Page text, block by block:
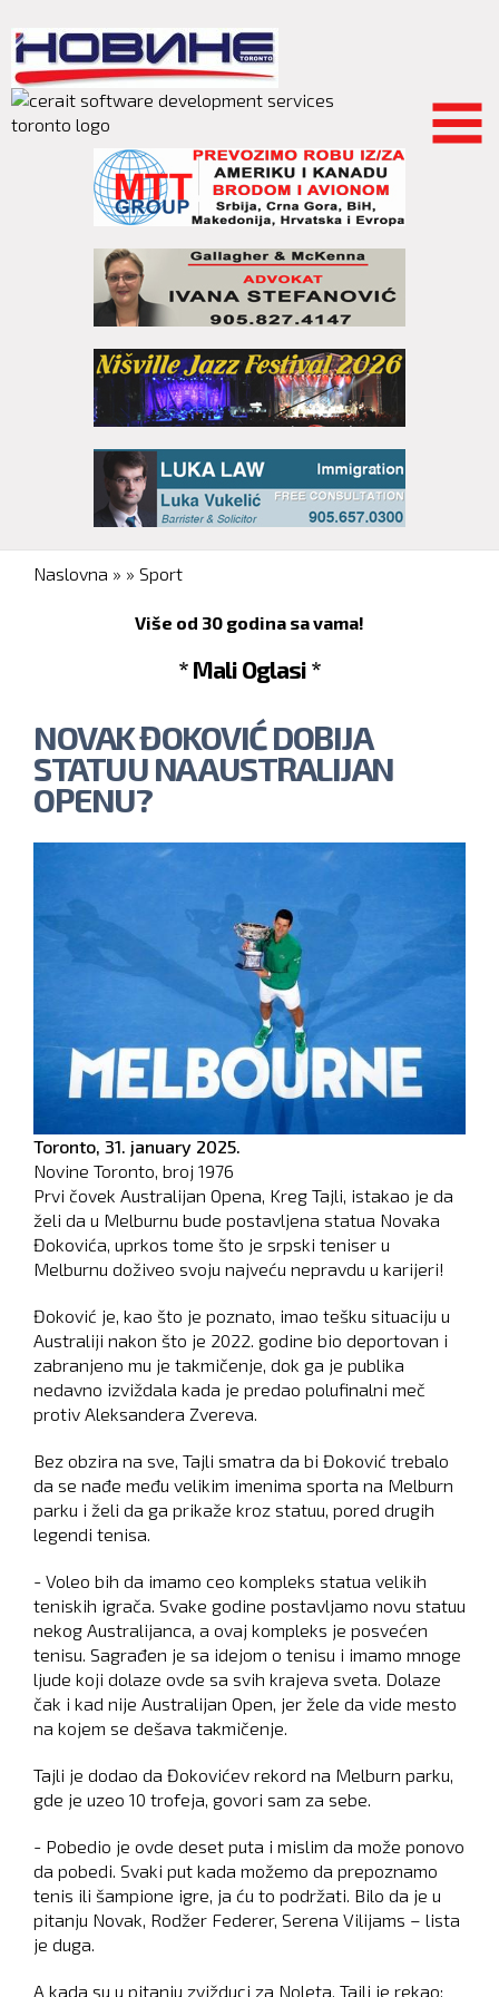
main
content
You are here
Naslovna » » Sport
Više od 30 godina sa vama!
* Mali Oglasi *
NOVAK ĐOKOVIĆ DOBIJA
STATUU NA AUSTRALIJAN
OPENU?
Toronto, 31. january 2025.
Novine Toronto, broj 1976
Prvi čovek Australijan Opena, Kreg Tajli, istakao je da
želi da u Melburnu bude postavljena statua Novaka
Đokovića, uprkos tome što je srpski teniser u
Melburnu doživeo svoju najveću nepravdu u karijeri!
Đoković je, kao što je poznato, imao tešku situaciju u
Australiji nakon što je 2022. godine bio deportovan i
zabranjeno mu je takmičenje, dok ga je publika
nedavno izviždala kada je predao polufinalni meč
protiv Aleksandera Zvereva.
Bez obzira na sve, Tajli smatra da bi Đoković trebalo
da se nađe među velikim imenima sporta na Melburn
parku i želi da ga prikaže kroz statuu, pored drugih
legendi tenisa.
- Voleo bih da imamo ceo kompleks statua velikih
teniskih igrača. Svake godine postavljamo novu statuu
nekog Australijanca, a ovaj kompleks je posvećen
tenisu. Sagrađen je sa idejom o tenisu i imamo mnoge
ljude koji dolaze ovde sa svih krajeva sveta. Dolaze
čak i kad nije Australijan Open, jer žele da vide mesto
na kojem se dešava takmičenje.
Tajli je dodao da Đokovićev rekord na Melburn parku,
gde je uzeo 10 trofeja, govori sam za sebe.
- Pobedio je ovde deset puta i mislim da može ponovo
da pobedi. Svaki put kada možemo da prepoznamo
tenis ili šampione igre, ja ću to podržati. Bilo da je u
pitanju Novak, Rodžer Federer, Serena Vilijams – lista
je duga.
A kada su u pitanju zvižduci za Noleta, Tajli je rekao: